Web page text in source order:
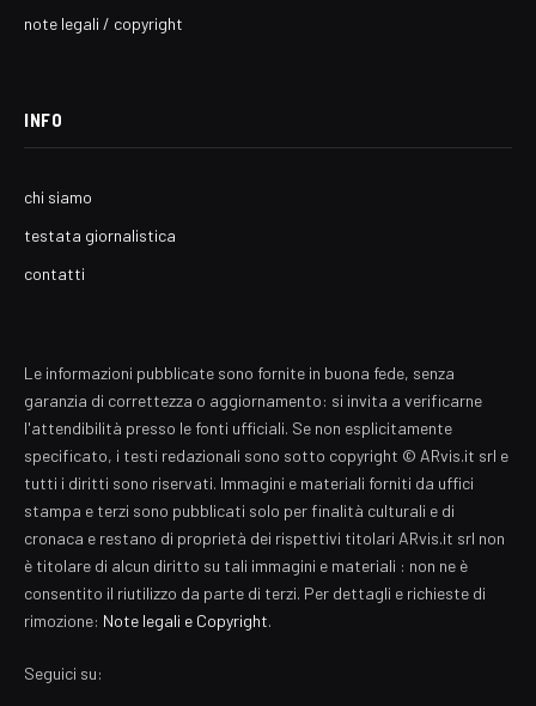
note legali / copyright
INFO
chi siamo
testata giornalistica
contatti
Le informazioni pubblicate sono fornite in buona fede, senza
garanzia di correttezza o aggiornamento: si invita a verificarne
l'attendibilità presso le fonti ufficiali. Se non esplicitamente
specificato, i testi redazionali sono sotto copyright © ARvis.it srl e
tutti i diritti sono riservati. Immagini e materiali forniti da uffici
stampa e terzi sono pubblicati solo per finalità culturali e di
cronaca e restano di proprietà dei rispettivi titolari ARvis.it srl non
è titolare di alcun diritto su tali immagini e materiali : non ne è
consentito il riutilizzo da parte di terzi. Per dettagli e richieste di
rimozione: Note legali e Copyright.
Seguici su: